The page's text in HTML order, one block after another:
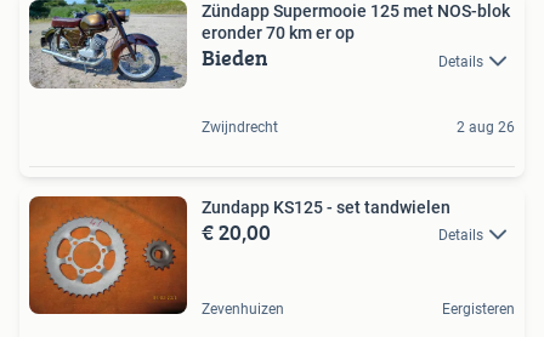
Zündapp Supermooie 125 met NOS-blok
eronder 70 km er op
Bieden Details
Zwijndrecht 2 aug 26
Zundapp KS125 - set tandwielen
€ 20,00 Details
Zevenhuizen Eergisteren